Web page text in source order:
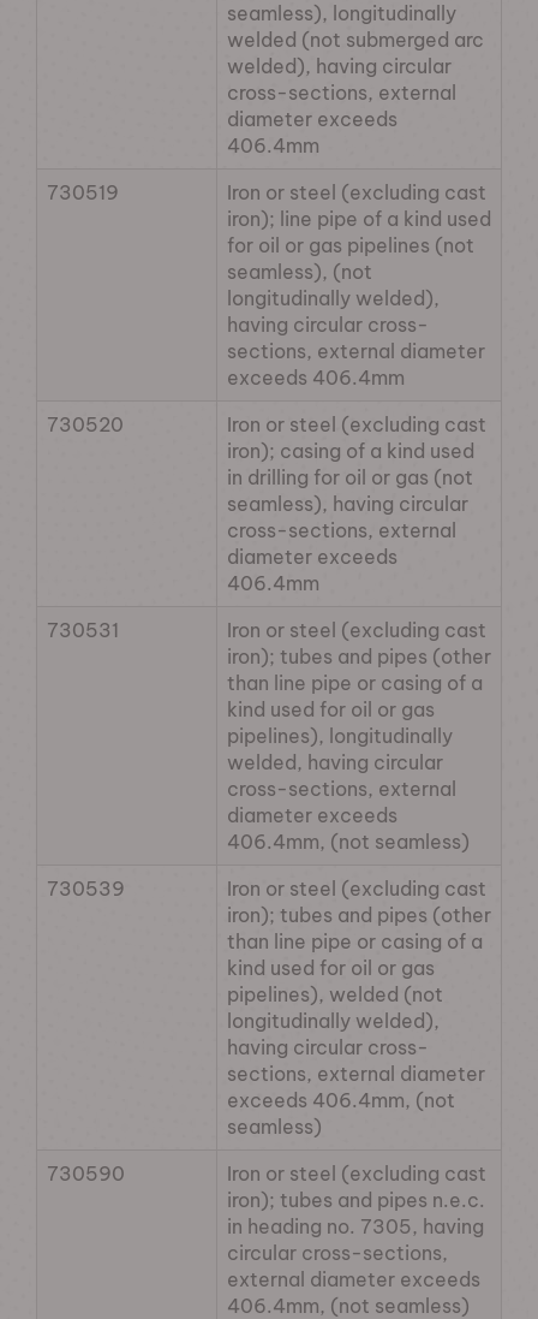
seamless), longitudinally
welded (not submerged arc
welded), having circular
cross-sections, external
diameter exceeds
406.4mm
730519
Iron or steel (excluding cast
iron); line pipe of a kind used
for oil or gas pipelines (not
seamless), (not
longitudinally welded),
having circular cross-
sections, external diameter
exceeds 406.4mm
730520
Iron or steel (excluding cast
iron); casing of a kind used
in drilling for oil or gas (not
seamless), having circular
cross-sections, external
diameter exceeds
406.4mm
730531
Iron or steel (excluding cast
iron); tubes and pipes (other
than line pipe or casing of a
kind used for oil or gas
pipelines), longitudinally
welded, having circular
cross-sections, external
diameter exceeds
406.4mm, (not seamless)
730539
Iron or steel (excluding cast
iron); tubes and pipes (other
than line pipe or casing of a
kind used for oil or gas
pipelines), welded (not
longitudinally welded),
having circular cross-
sections, external diameter
exceeds 406.4mm, (not
seamless)
730590
Iron or steel (excluding cast
iron); tubes and pipes n.e.c.
in heading no. 7305, having
circular cross-sections,
external diameter exceeds
406.4mm, (not seamless)